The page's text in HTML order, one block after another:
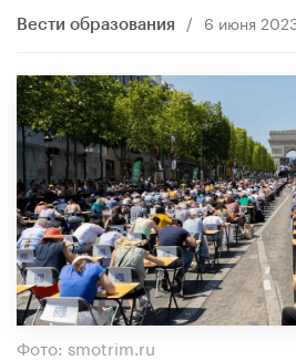
Вести образования / 6 июня
Фото: smotrim.ru